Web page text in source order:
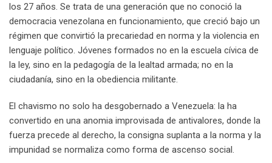
los 27 años. Se trata de una generación que no conoció la
democracia venezolana en funcionamiento, que creció bajo un
régimen que convirtió la precariedad en norma y la violencia en
lenguaje político. Jóvenes formados no en la escuela cívica de
la ley, sino en la pedagogía de la lealtad armada; no en la
ciudadanía, sino en la obediencia militante.
El chavismo no solo ha desgobernado a Venezuela: la ha
convertido en una anomia improvisada de antivalores, donde la
fuerza precede al derecho, la consigna suplanta a la norma y la
impunidad se normaliza como forma de ascenso social.